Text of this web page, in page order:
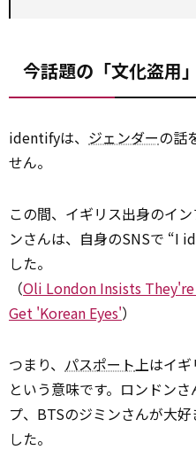
今話題の「文化盗用
identifyは、 ジェンダーの話
せん。
この間、イギリス出身のイ
ンさんは、自身のSNSで “I
した。
（Oli London Insists
Get 'Korean Eyes'）
つまり、 パスポート上はイギ
という意味です。ロンドン
プ、BTSのジミンさんが大
した。